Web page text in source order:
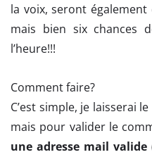
la voix, seront également
mais bien six chances
l’heure!!!
Comment faire?
C’est simple, je laisserai
mais pour valider le
une adresse mail valide